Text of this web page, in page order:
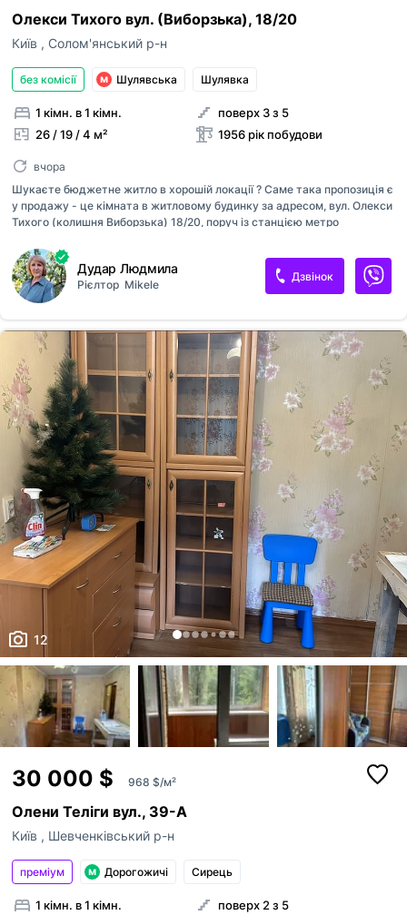
Олекси Тихого вул. (Виборзька), 18/20
Київ , Солом'янський р-н
без комісії Шулявська Шулявка
1 кімн. в 1 кімн.
26 / 19 / 4 м²
поверх 3 з 5
1956 рік побудови
вчора
Шукаєте бюджетне житло в хорошій локації ? Саме така пропозиція є
у продажу - це кімната в житловому будинку за адресом, вул. Олекси
Тихого (колишня Виборзька) 18/20, поруч із станцією метро
кімната, загальною площею 26м2, житловою 19м2, розташована на 3
поверсі 5 поверхового цегляного будинку. На поверсі є загальна
кухня, туалет та душова з ремонтом. Для нагріву води встановлено
бойлер. В кімнаті зроблений ремонт, мебльована, чиста, світла,
склопаке...
Дудар Людмила
Рієлтор Mikele
Дзвінок
12
30 000 $ 968 $/м²
Олени Теліги вул., 39-А
Київ , Шевченківський р-н
преміум Дорогожичі Сирець
1 кімн. в 1 кімн.
поверх 2 з 5